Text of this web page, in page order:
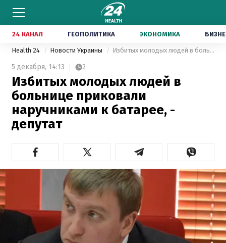
24 КАНАЛ ГЕОПОЛИТИКА ЭКОНОМИКА
Health 24 Новости Украины Избитых молодых людей в больнице приковали наручниками к батарее, - депутат
5 декабря, 14:13 2
Избитых молодых людей в
больнице приковали
наручниками к батарее, -
депутат